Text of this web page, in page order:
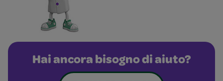
Hai ancora bisogno di aiuto?